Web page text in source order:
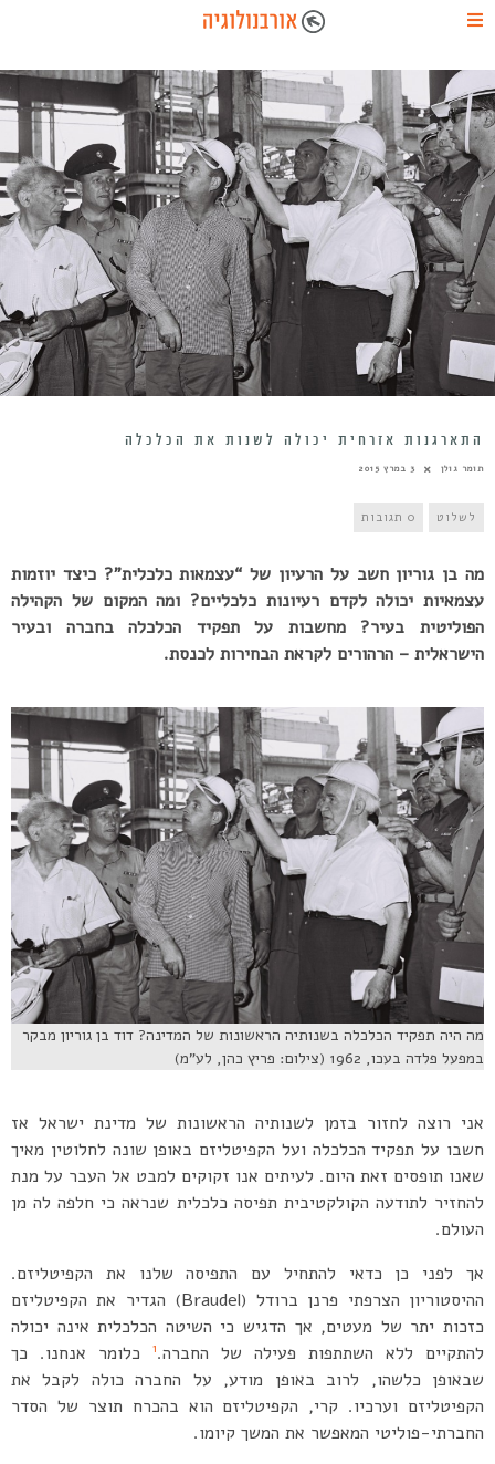
התארגנות אזרחית יכולה לשנות את הכלכלה
תומר גולן 3 במרץ 2015
לשלוט 0 תגובות
מה בן גוריון חשב על הרעיון של “עצמאות כלכלית”? כיצד יוזמות
עצמאיות יכולה לקדם רעיונות כלכליים? ומה המקום של הקהילה
הפוליטית בעיר? מחשבות על תפקיד הכלכלה בחברה ובעיר
הישראלית – הרהורים לקראת הבחירות לכנסת.
מה היה תפקיד הכלכלה בשנותיה הראשונות של המדינה? דוד בן גוריון מבקר
במפעל פלדה בעכו, 1962 (צילום: פריץ כהן, לע”מ)
אני רוצה לחזור בזמן לשנותיה הראשונות של מדינת ישראל אז
חשבו על תפקיד הכלכלה ועל הקפיטליזם באופן שונה לחלוטין מאיך
שאנו תופסים זאת היום. לעיתים אנו זקוקים למבט אל העבר על מנת
להחזיר לתודעה הקולקטיבית תפיסה כלכלית שנראה כי חלפה לה מן
העולם.
אך לפני כן כדאי להתחיל עם התפיסה שלנו את הקפיטליזם.
ההיסטוריון הצרפתי פרנן ברודל (Braudel) הגדיר את הקפיטליזם
כזכות יתר של מעטים, אך הדגיש כי השיטה הכלכלית אינה יכולה
להתקיים ללא השתתפות פעילה של החברה.1
כלומר אנחנו. כך
שבאופן כלשהו, לרוב באופן מודע, על החברה כולה לקבל את
הקפיטליזם וערכיו. קרי, הקפיטליזם הוא בהכרח תוצר של הסדר
החברתי-פוליטי המאפשר את המשך קיומו.